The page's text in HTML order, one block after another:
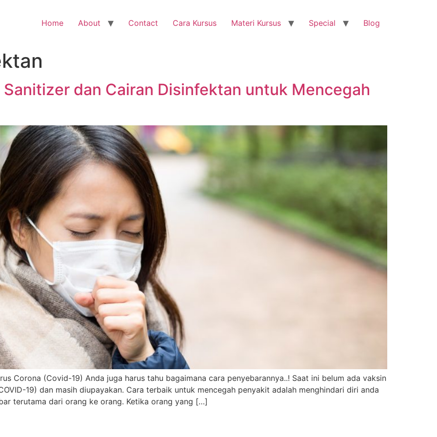
Home About Contact Cara Kursus Materi Kursus Special Blog
dan Cairan Disinfektan untuk Mencegah
Corona (Covid-19) Anda juga harus tahu bagaimana cara penyebarannya..! Saat ini belum ada vaksin
19) dan masih diupayakan. Cara terbaik untuk mencegah penyakit adalah menghindari diri anda
terutama dari orang ke orang. Ketika orang yang […]